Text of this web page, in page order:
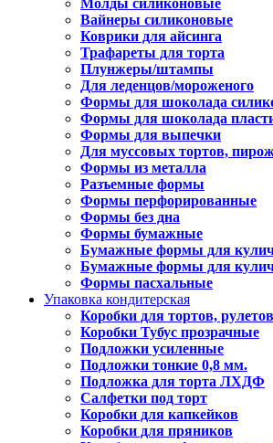
Молды силиконовые
Вайнеры силиконовые
Коврики для айсинга
Трафареты для торта
Плунжеры/штампы
Для леденцов/мороженого
Формы для шоколада
Формы для шоколада
Формы для выпечки
Для муссовых тортов,
Формы из металла
Разъемные формы
Формы перфорированные
Формы без дна
Формы бумажные
Бумажные формы для
Бумажные формы для
Формы пасхальные
Упаковка кондитерская
Коробки для тортов,
Коробки Тубус прозрачные
Подложки усиленные
Подложки тонкие 0,8 мм.
Подложка для торта ЛХДФ
Салфетки под торт
Коробки для капкейков
Коробки для пряников